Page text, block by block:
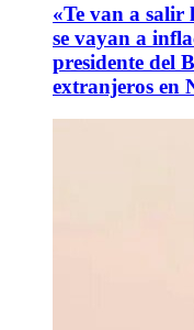
«Te van a salir
se vayan a
presidente del
extranjeros en